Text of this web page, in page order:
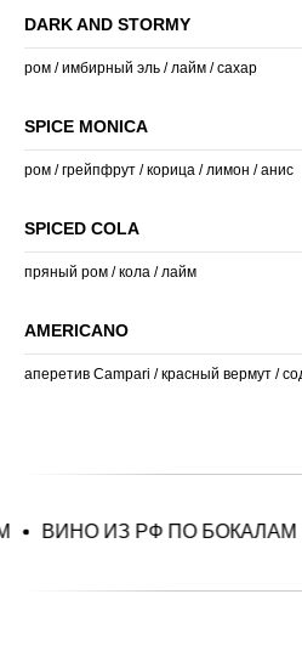
DARK AND STORMY
ром / имбирный эль / лайм / сахар
SPICE MONICA
ром / грейпфрут / корица / лимон / анис
SPICED COLA
пряный ром / кола / лайм
AMERICANO
аперетив Campari / красный вермут /
ИЗ РФ ПО БОКАЛАМ ВИНО